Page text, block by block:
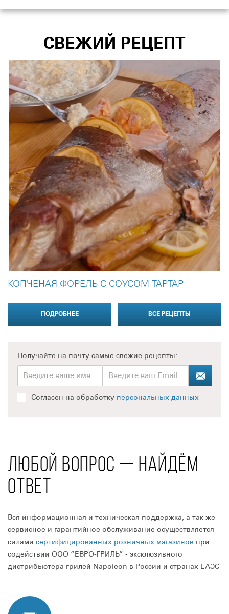
СВЕЖИЙ РЕЦЕПТ
КОПЧЕНАЯ ФОРЕЛЬ С СОУСОМ ТАРТАР
ПОДРОБНЕЕ ВСЕ РЕЦЕПТЫ
Получайте на почту самые свежие рецепты:
Согласен на обработку персональных данных
ЛЮБОЙ ВОПРОС — НАЙДЁМ
ОТВЕТ
Вся информационная и техническая поддержка, а так же
сервисное и гарантийное обслуживание осуществляется
силами сертифицированных розничных магазинов при
содействии ООО “ЕВРО-ГРИЛЬ” - эксклюзивного
дистрибьютера грилей Napoleon в России и странах ЕАЭС